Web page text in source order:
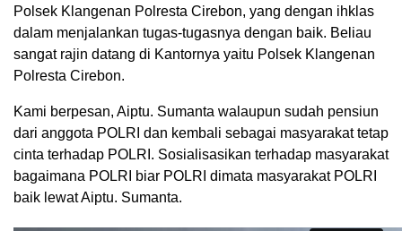
Polsek Klangenan Polresta Cirebon, yang dengan ihklas
dalam menjalankan tugas-tugasnya dengan baik. Beliau
sangat rajin datang di Kantornya yaitu Polsek Klangenan
Polresta Cirebon.
Kami berpesan, Aiptu. Sumanta walaupun sudah pensiun
dari anggota POLRI dan kembali sebagai masyarakat tetap
cinta terhadap POLRI. Sosialisasikan terhadap masyarakat
bagaimana POLRI biar POLRI dimata masyarakat POLRI
baik lewat Aiptu. Sumanta.